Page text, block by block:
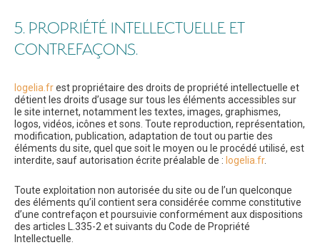
5. PROPRIÉTÉ INTELLECTUELLE ET
CONTREFAÇONS.
logelia.frest propriétaire des droits de propriété intellectuelle et
détient les droits d’usage sur tous les éléments accessibles sur
le site internet, notamment les textes, images, graphismes,
logos, vidéos, icônes et sons. Toute reproduction, représentation,
modification, publication, adaptation de tout ou partie des
éléments du site, quel que soit le moyen ou le procédé utilisé, est
interdite, sauf autorisation écrite préalable de : logelia.fr.
Toute exploitation non autorisée du site ou de l’un quelconque
des éléments qu’il contient sera considérée comme constitutive
d’une contrefaçon et poursuivie conformément aux dispositions
des articles L.335-2 et suivants du Code de Propriété
Intellectuelle.